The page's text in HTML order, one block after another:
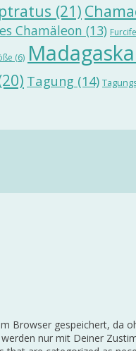
(21)
Chamäleon (13)
(6)
Tagung (14)
Browser gespeichert, da
nur mit Deiner